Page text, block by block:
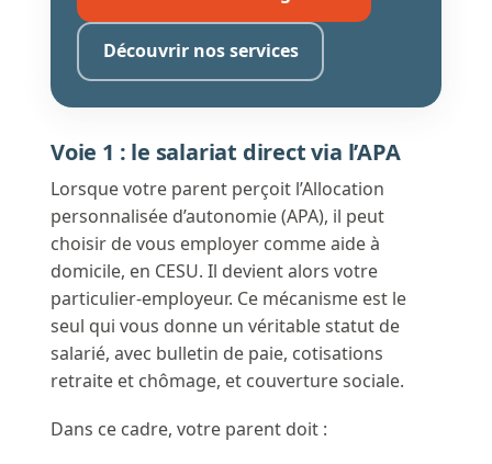
Découvrir nos services
Voie 1 : le salariat direct via l’APA
Lorsque votre parent perçoit l’Allocation
personnalisée d’autonomie (APA), il peut
choisir de vous employer comme aide à
domicile, en CESU. Il devient alors votre
particulier-employeur. Ce mécanisme est le
seul qui vous donne un véritable statut de
salarié, avec bulletin de paie, cotisations
retraite et chômage, et couverture sociale.
Dans ce cadre, votre parent doit :